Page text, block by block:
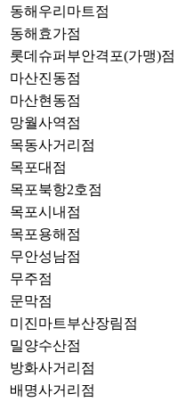
동해우리마트점
동해효가점
롯데슈퍼부안격포(가맹)점
마산진동점
마산현동점
망월사역점
목동사거리점
목포대점
목포북항2호점
목포시내점
목포용해점
무안성남점
무주점
문막점
미진마트부산장림점
밀양수산점
방화사거리점
배명사거리점